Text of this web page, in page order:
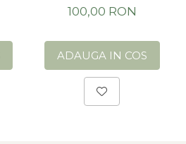
100,00 RON
ADAUGA IN COS